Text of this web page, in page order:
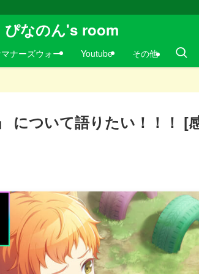
ぴなのん's room
ナーズウォー Youtube その他
について語りたい！！！ [